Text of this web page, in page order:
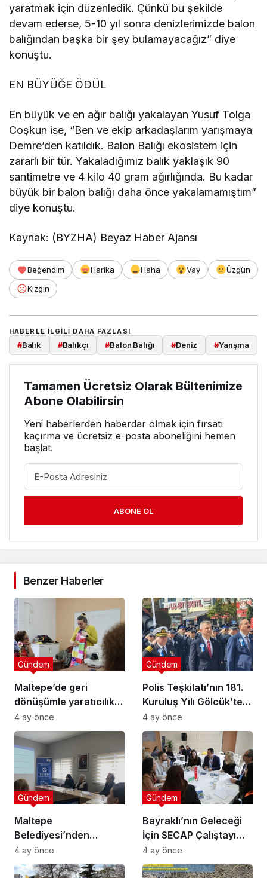
yaratmak için düzenledik. Çünkü bu şekilde
devam ederse, 5-10 yıl sonra denizlerimizde balon
balığından başka bir şey bulamayacağız” diye
konuştu.
EN BÜYÜĞE ÖDÜL
En büyük ve en ağır balığı yakalayan Yusuf Tolga
Coşkun ise, “Ben ve ekip arkadaşlarım yarışmaya
Demre’den katıldık. Balon Balığı ekosistem için
zararlı bir tür. Yakaladığımız balık yaklaşık 90
santimetre ve 4 kilo 40 gram ağırlığında. Bu kadar
büyük bir balon balığı daha önce yakalamamıştım”
diye konuştu.
Kaynak: (BYZHA) Beyaz Haber Ajansı
Beğendim Harika Haha Vay
Üzgün
Kızgın
HABERLE ILGILI DAHA FAZLASI
#Balık #Balıkçı #Balon Balığı #Deniz #Yarışma
Tamamen Ücretsiz Olarak Bültenimize
Abone Olabilirsin
Yeni haberlerden haberdar olmak için fırsatı
kaçırma ve ücretsiz e-posta aboneliğini hemen
başlat.
ABONE OL
Benzer Haberler
Maltepe’de geri
dönüşümle yaratıcılık
buluştu
Gündem
4 ay önce
Polis Teşkilatı’nın 181.
Kuruluş Yılı Gölcük’te
Törenle Kutlandı
Gündem
4 ay önce
Maltepe
Belediyesi’nden
Muhtarlara Toplumsal
Cinsiyet Eşitliği
Gündem
4 ay önce
Bayraklı’nın Geleceği
İçin SECAP Çalıştayı
Düzenlendi
Gündem
4 ay önce